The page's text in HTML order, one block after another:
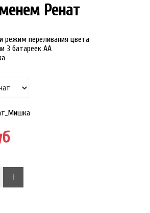
Ренат
режим переливания цвета
3 батареек АА